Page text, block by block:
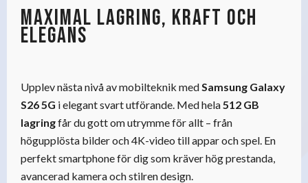
Maximal lagring, kraft och
elegans
Upplev nästa nivå av mobilteknik medSamsung Galaxy
S26 5G i elegant svart utförande. Med hela512 GB
lagringfår du gott om utrymme för allt – från
högupplösta bilder och 4K-video till appar och spel. En
perfekt smartphone för dig som kräver hög prestanda,
avancerad kamera och stilren design.